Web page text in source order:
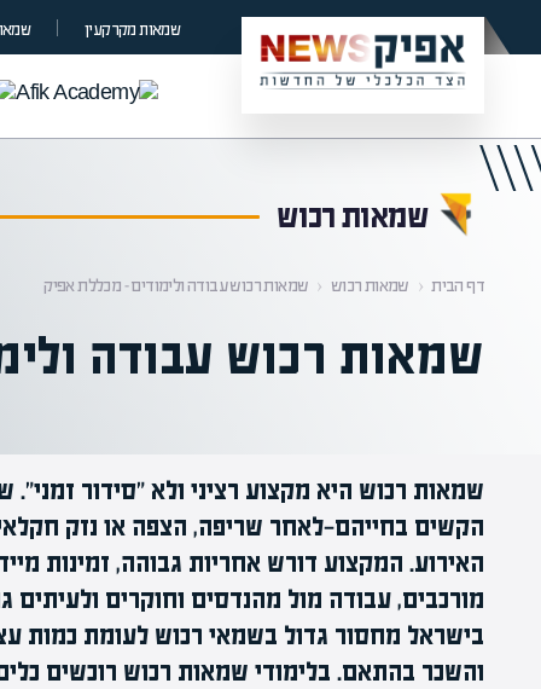
שמאות מקרקעין
שמאות רכוש
דף הבית ‹ שמאות רכוש ‹ שמאות רכוש עבודה ולימודים – מכללת אפיק
שמאות רכוש עבודה
שמאות רכוש היא מקצוע רציני ולא "סידור
הקשים בחייהם—לאחר שריפה, הצפה או נזק
האירוע. המקצוע דורש אחריות גבוהה, זמינות
מורכבים, עבודה מול מהנדסים וחוקרים
בישראל מחסור גדול בשמאי רכוש לעומת כמות
והשכר בהתאם. בלימודי שמאות רכוש רוכשים